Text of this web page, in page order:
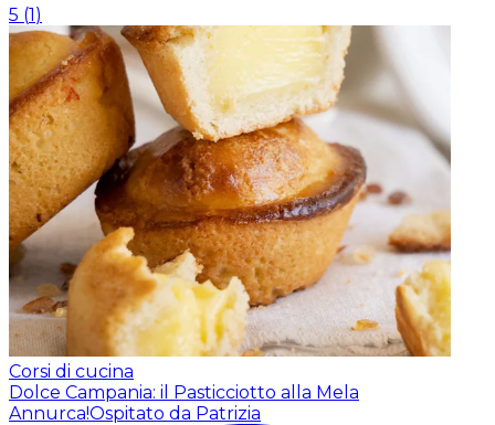
5 (1)
Corsi di cucina
Dolce Campania: il Pasticciotto alla Mela
Annurca!Ospitato da Patrizia